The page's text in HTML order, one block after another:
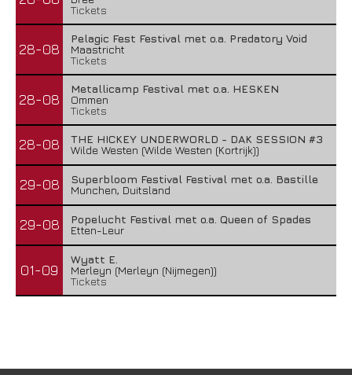
Tickets
28-08
Pelagic Fest Festival met o.a. Predatory Void
Maastricht
Tickets
28-08
Metallicamp Festival met o.a. HESKEN
Ommen
Tickets
28-08
THE HICKEY UNDERWORLD - DAK SESSION #3
Wilde Westen (Wilde Westen (Kortrijk))
29-08
Superbloom Festival Festival met o.a. Bastille
Munchen, Duitsland
29-08
Popelucht Festival met o.a. Queen of Spades
Etten-Leur
01-09
Wyatt E.
Merleyn (Merleyn (Nijmegen))
Tickets